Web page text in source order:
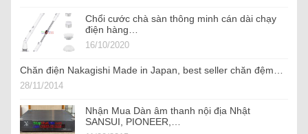
Chổi cước chà sàn thông minh cán dài chạy
điện hàng…
16/10/2020
Chăn điện Nakagishi Made in Japan, best seller chăn đệm…
28/11/2014
Nhận Mua Dàn âm thanh nội địa Nhật
SANSUI, PIONEER,…